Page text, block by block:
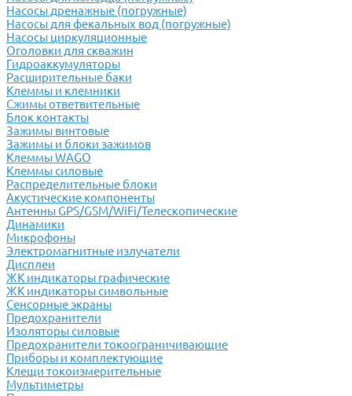
Насосы дренажные (погружные)
Насосы для фекальных вод (погружные)
Насосы циркуляционные
Оголовки для скважин
Гидроаккумуляторы
Расширительные баки
Клеммы и клемники
Cжимы ответвительные
Блок контакты
Зажимы винтовые
Зажимы и блоки зажимов
Клеммы WAGO
Клеммы силовые
Распределительные блоки
Акустические компоненты
Антенны GPS/GSM/WiFi/Телескопические
Динамики
Микрофоны
Электромагнитные излучатели
Дисплеи
ЖК индикаторы графические
ЖК индикаторы символьные
Сенсорные экраны
Предохранители
Изоляторы силовые
Предохранители токоограничивающие
Приборы и комплектующие
Клещи токоизмерительные
Мультиметры